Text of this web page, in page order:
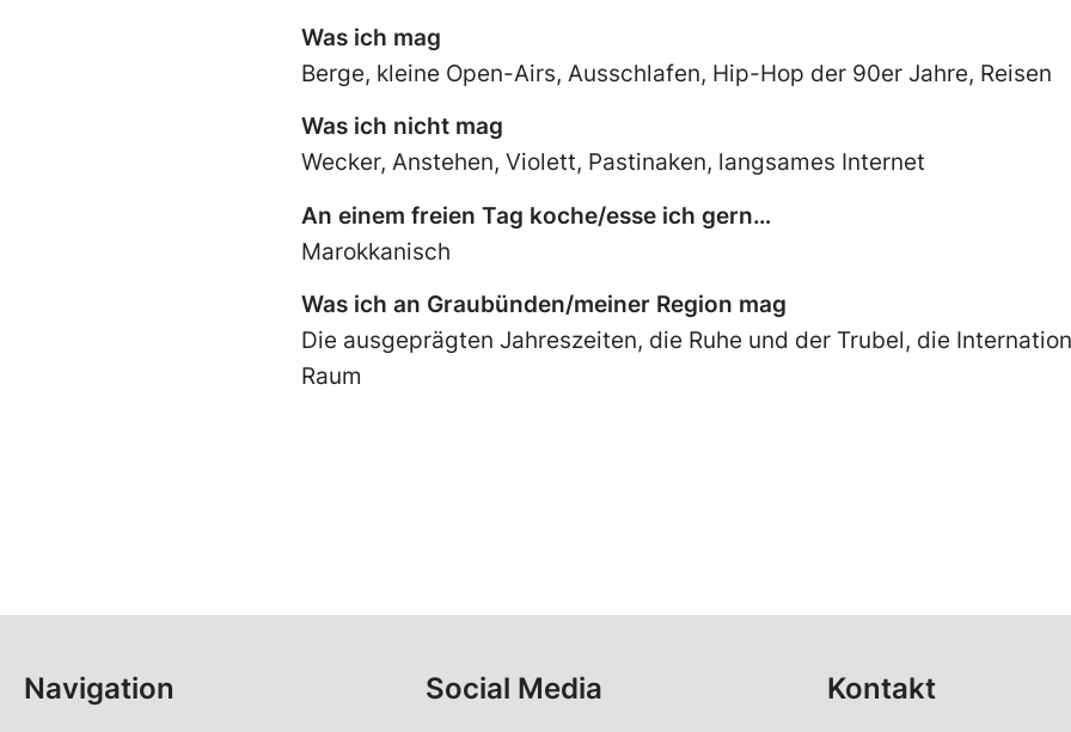
Was ich mag
Berge, kleine Open-Airs, Ausschlafen, Hip-Hop der 90er Jahre, Reisen
Was ich nicht mag
Wecker, Anstehen, Violett, Pastinaken, langsames Internet
An einem freien Tag koche/esse ich gern…
Marokkanisch
Was ich an Graubünden/meiner Region mag
Die ausgeprägten Jahreszeiten, die Ruhe und der Trubel, die
Raum
Navigation Social Media Kontakt